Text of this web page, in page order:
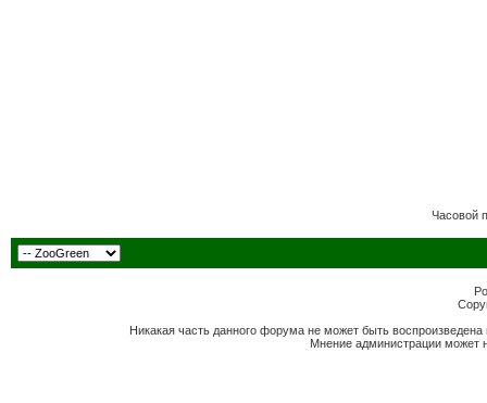
Часовой
Никакая часть данного форума не может быть
Мнение администрации может